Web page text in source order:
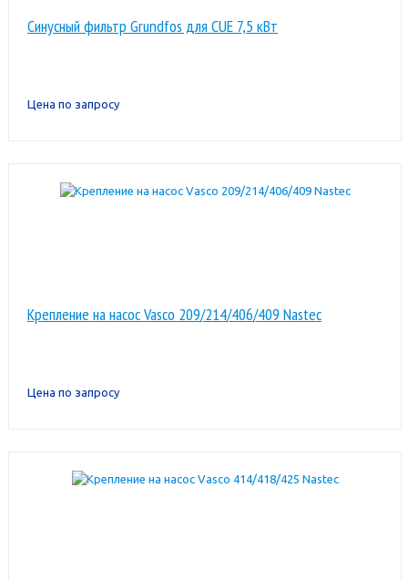
Синусный фильтр Grundfos для CUE 7,5 кВт
Цена по запросу
Крепление на насос Vasco 209/214/406/409 Nastec
Цена по запросу